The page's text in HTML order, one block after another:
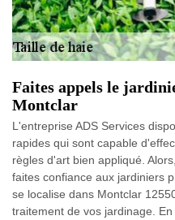
Faites appels le
Montclar
L'entreprise ADS Services
rapides qui sont capable
règles d'art bien appliqué.
faites confiance aux jardiniers
se localise dans Montclar
traitement de vos jardinage.